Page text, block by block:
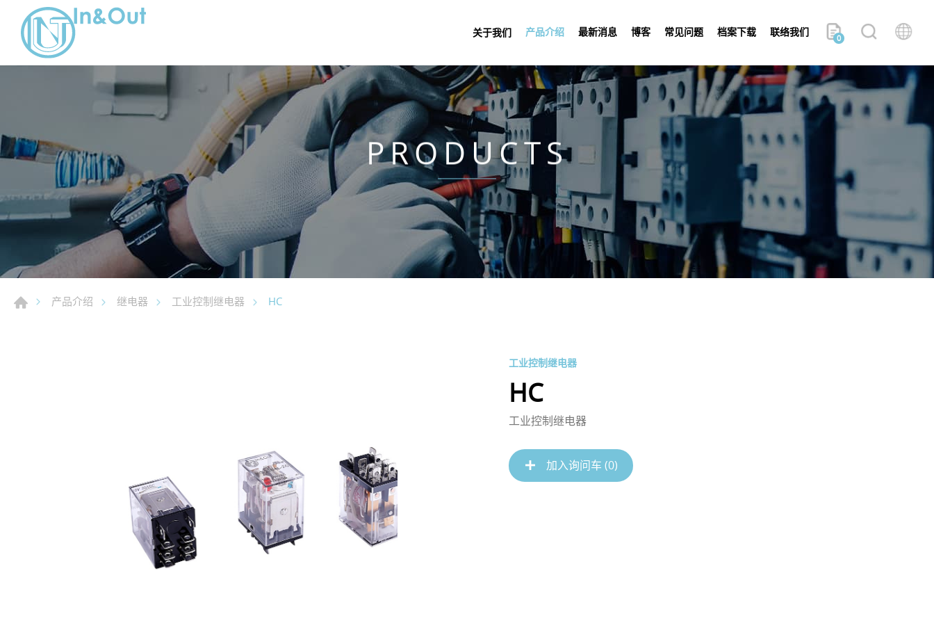
关于我们 产品介绍 最新消息 博客 常见问题 档案下载 联络我们 0
PRODUCTS
产品介绍 继电器 工业控制继电器 HC
工业控制继电器
HC
工业控制继电器
加入询问车 (0)